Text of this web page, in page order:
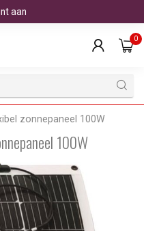
aan
0
zonnepaneel 100W
100W